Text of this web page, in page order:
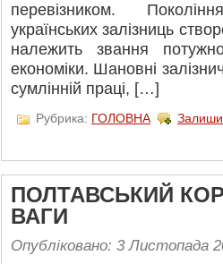
перевізником.
українських залізниць
належить звання
економіки. Шановні
сумлінній праці, […]
Рубрика: ГОЛОВНА
ПОЛТАВСЬКИЙ
ВАГИ
Опубліковано: 3 Листопада